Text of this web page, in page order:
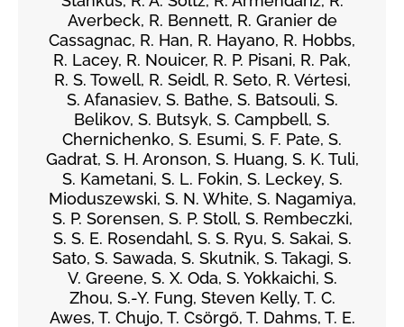
Averbeck, R. Bennett, R. Granier de
Cassagnac, R. Han, R. Hayano, R. Hobbs,
R. Lacey, R. Nouicer, R. P. Pisani, R. Pak,
R. S. Towell, R. Seidl, R. Seto, R. Vértesi,
S. Afanasiev, S. Bathe, S. Batsouli, S.
Belikov, S. Butsyk, S. Campbell, S.
Chernichenko, S. Esumi, S. F. Pate, S.
Gadrat, S. H. Aronson, S. Huang, S. K. Tuli,
S. Kametani, S. L. Fokin, S. Leckey, S.
Mioduszewski, S. N. White, S. Nagamiya,
S. P. Sorensen, S. P. Stoll, S. Rembeczki,
S. S. E. Rosendahl, S. S. Ryu, S. Sakai, S.
Sato, S. Sawada, S. Skutnik, S. Takagi, S.
V. Greene, S. X. Oda, S. Yokkaichi, S.
Zhou, S.-Y. Fung, Steven Kelly, T. C.
Awes, T. Chujo, T. Csörgő, T. Dahms, T. E.